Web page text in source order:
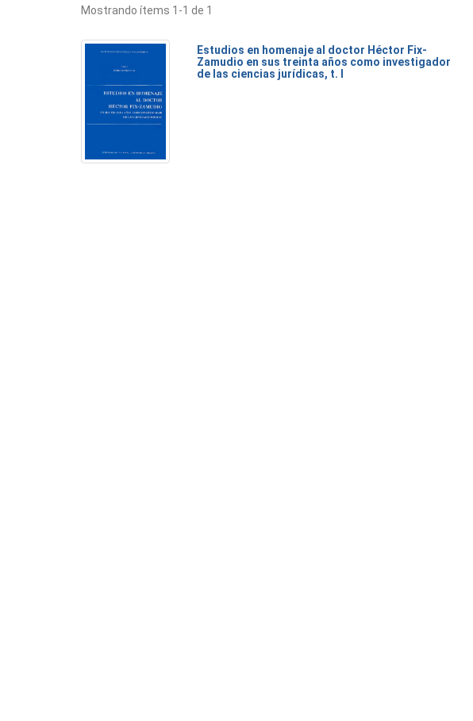
Mostrando ítems 1-1 de 1
Estudios en homenaje al doctor Héctor Fix-
Zamudio en sus treinta años como investigador
de las ciencias jurídicas, t. I